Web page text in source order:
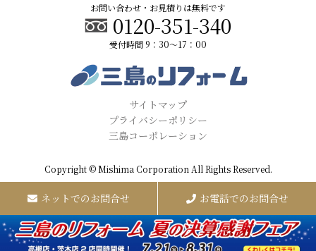
お問い合わせ・お見積りは無料です
0120-351-340
受付時間 9：30～17：00
サイトマップ
プライバシーポリシー
三島コーポレーション
Copyright © Mishima Corporation All Rights Reserved.
ネットでのお問合せ お電話でのお問合せ